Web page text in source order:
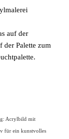
auf der
der Palette zum
Acrylbild mit
für ein kunstvolles